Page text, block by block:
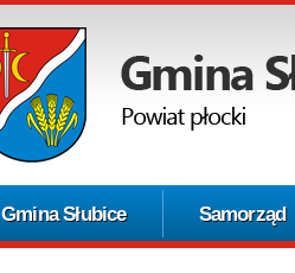
Gmina Słubice Samorząd